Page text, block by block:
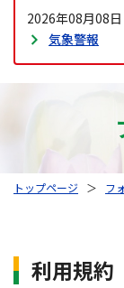
2026年08月08日
気象警報
トップページ ＞ フ
利用規約